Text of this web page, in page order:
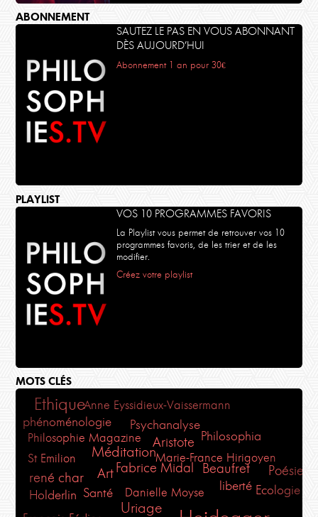
ABONNEMENT
SAUTEZ LE PAS EN VOUS ABONNANT
DÈS AUJOURD’HUI
Abonnement 1 an pour 30€
PLAYLIST
VOS 10 PROGRAMMES FAVORIS
La Playlist vous permet de retrouver vos 10
programmes favoris, de les trier et de les
modifier.
Créez votre playlist
MOTS CLÉS
EthiqueAnne Eyssidieux-Vaissermann
phénoménologie Psychanalyse
Philosophie Magazine Aristote Philosophia
St Emilion
MéditationMarie-France Hirigoyen
rené char ArtFabrice Midal Beaufret
Poésie
Holderlin Santé Danielle Moyse libertéEcologie
Uriage